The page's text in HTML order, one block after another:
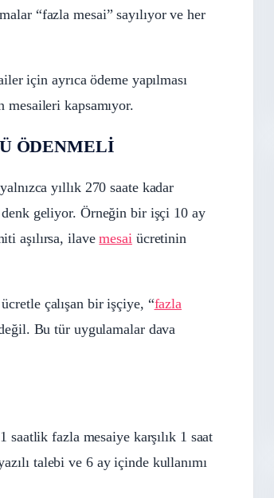
“fazla mesai” sayılıyor ve her
için ayrıca ödeme yapılması
mesaileri kapsamıyor.
ÖDENMELİ
yıllık 270 saate kadar
denk geliyor. Örneğin bir işçi 10 ay
aşılırsa, ilavemesaiücretinin
çalışan bir işçiye, “fazla
değil. Bu tür uygulamalar dava
fazla mesaiye karşılık 1 saat
talebi ve 6 ay içinde kullanımı